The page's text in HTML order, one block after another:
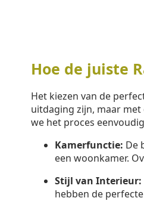
Hoe de juiste
Het kiezen van de
uitdaging zijn, maar
we het proces
Kamerfunctie: De
een woonkamer.
Stijl van Interieur:
hebben de